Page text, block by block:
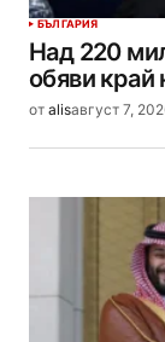
БЪЛГАРИЯ
Над 220
обяви край
от alisавгуст 7,